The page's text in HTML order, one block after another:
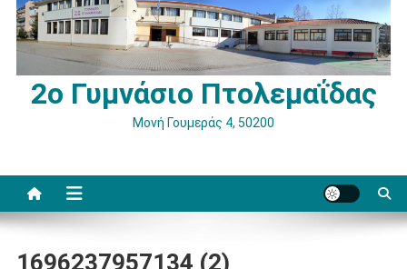
2ο Γυμνάσιο Πτολεμαΐδας
Μονή Γουμεράς 4, 50200
1696237957134 (2)